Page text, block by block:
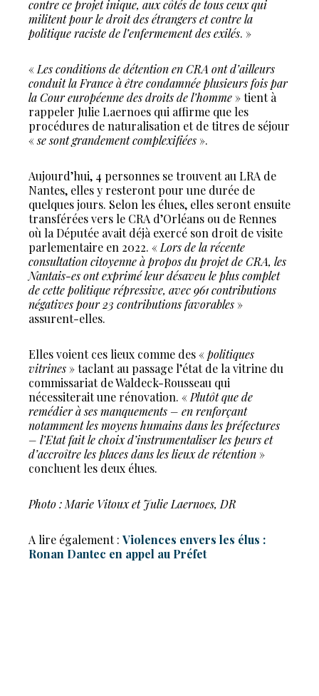
contre ce projet inique, aux côtés de tous ceux qui
militent pour le droit des étrangers et contre la
politique raciste de l’enfermement des exilés. »
« Les conditions de détention en CRA ont d’ailleurs
conduit la France à être condamnée plusieurs fois par
la Cour européenne des droits de l’homme » tient à
rappeler Julie Laernoes qui affirme que les
procédures de naturalisation et de titres de séjour
«se sont grandement complexifiées ».
Aujourd’hui, 4 personnes se trouvent au LRA de
Nantes, elles y resteront pour une durée de
quelques jours. Selon les élues, elles seront ensuite
transférées vers le CRA d’Orléans ou de Rennes
où la Députée avait déjà exercé son droit de visite
parlementaire en 2022. « Lors de la récente
consultation citoyenne à propos du projet de CRA, les
Nantais-es ont exprimé leur désaveu le plus complet
de cette politique répressive, avec 961 contributions
négatives pour 23 contributions favorables »
assurent-elles.
Elles voient ces lieux comme des «politiques
vitrines » taclant au passage l’état de la vitrine du
commissariat de Waldeck-Rousseau qui
nécessiterait une rénovation. « Plutôt que de
remédier à ses manquements – en renforçant
notamment les moyens humains dans les préfectures
– l’Etat fait le choix d’instrumentaliser les peurs et
d’accroître les places dans les lieux de rétention »
concluent les deux élues.
Photo : Marie Vitoux et Julie Laernoes, DR
A lire également : Violences envers les élus :
Ronan Dantec en appel au Préfet